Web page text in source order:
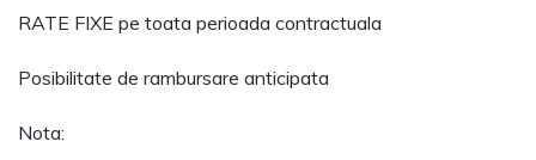
RATE FIXE pe toata perioada contractuala
Posibilitate de rambursare anticipata
Nota: